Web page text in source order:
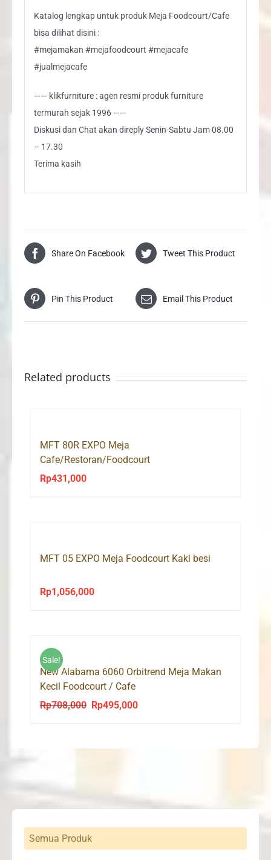
Katalog lengkap untuk produk Meja Foodcourt/Cafe
bisa dilihat disini :
#mejamakan #mejafoodcourt #mejacafe
#jualmejacafe
—— klikfurniture : agen resmi produk furniture
termurah sejak 1996 ——
Diskusi dan Chat akan direply Senin-Sabtu Jam 08.00
– 17.30
Terima kasih
Share On Facebook Tweet This Product
Pin This Product Email This Product
Related products
MFT 80R EXPO Meja
Cafe/Restoran/Foodcourt
Rp431,000
MFT 05 EXPO Meja Foodcourt Kaki besi
Rp1,056,000
Sale!
New Alabama 6060 Orbitrend Meja Makan
Kecil Foodcourt / Cafe
Rp708,000
Original
Rp495,000Current
Semua Produk